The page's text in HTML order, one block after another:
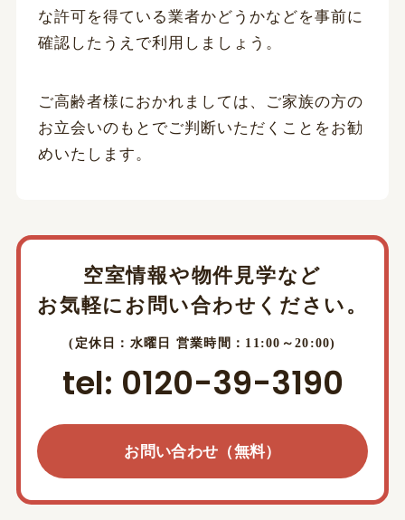
な許可を得ている業者かどうかなどを事前に
確認したうえで利用しましょう。
ご高齢者様におかれましては、ご家族の方の
お立会いのもとでご判断いただくことをお勧
めいたします。
空室情報や物件見学など
お気軽にお問い合わせください。
(定休日：水曜日 営業時間：11:00～20:00)
tel: 0120-39-3190
お問い合わせ（無料）